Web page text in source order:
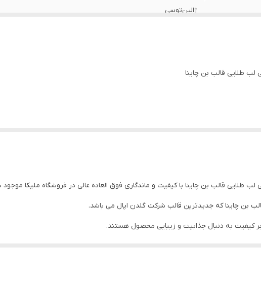
ژالین‌توسی
باشد با باربری ارسال می‌شود.
بن چاینا که جدیدترین قالب شرکت گلدن اپال می باشد.
کیفیت به دنبال جذابیت و زیبایی محصول هستند.